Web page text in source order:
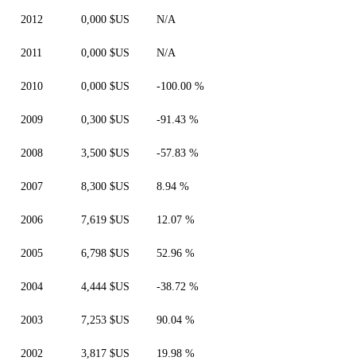
2012 0,000 $US N/A
2011 0,000 $US N/A
2010 0,000 $US -100.00 %
2009 0,300 $US -91.43 %
2008 3,500 $US -57.83 %
2007 8,300 $US 8.94 %
2006 7,619 $US 12.07 %
2005 6,798 $US 52.96 %
2004 4,444 $US -38.72 %
2003 7,253 $US 90.04 %
2002 3,817 $US 19.98 %